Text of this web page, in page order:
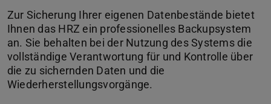
Zur Sicherung Ihrer eigenen Datenbestände bietet
Ihnen das HRZ ein professionelles Backupsystem
an. Sie behalten bei der Nutzung des Systems die
vollständige Verantwortung für und Kontrolle über
die zu sichernden Daten und die
Wiederherstellungsvorgänge.